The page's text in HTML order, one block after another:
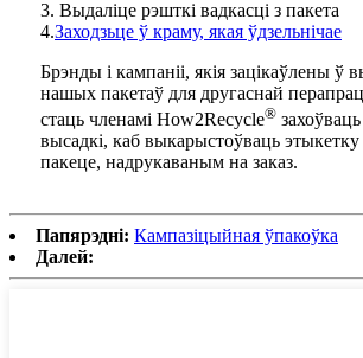
3. Выдаліце ​​рэшткі вадкасці з пакета
4.Заходзьце ў краму, якая ўдзельнічае
Брэнды і кампаніі, якія зацікаўлены ў
нашых пакетаў для другаснай
стаць членамі How2Recycle®
высадкі, каб выкарыстоўваць
пакеце, надрукаваным на заказ.
Папярэдні: Кампазіцыйная ўпакоўка
Далей: